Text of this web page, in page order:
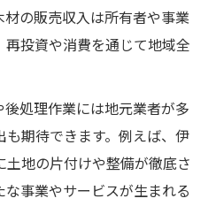
森の持続性を支える理由
れが生態系保全に貢献
れる再造林の取り組み方
での費用対効果を解説
事例に学ぶ持続可能性
税が伐採現場にもたらす
の販売収入は所有者や事業
投資や消費を通じて地域全
処理作業には地元業者が多
も期待できます。例えば、伊
地の片付けや整備が徹底さ
事業やサービスが生まれる